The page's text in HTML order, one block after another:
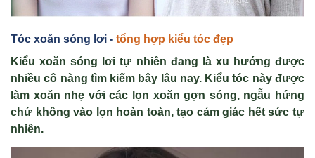
Tóc xoăn sóng lơi - tổng hợp kiểu tóc đẹp
Kiểu xoăn sóng lơi tự nhiên đang là xu hướng được
nhiều cô nàng tìm kiếm bây lâu nay. Kiểu tóc này được
làm xoăn nhẹ với các lọn xoăn gợn sóng, ngẫu hứng
chứ không vào lọn hoàn toàn, tạo cảm giác hết sức tự
nhiên.